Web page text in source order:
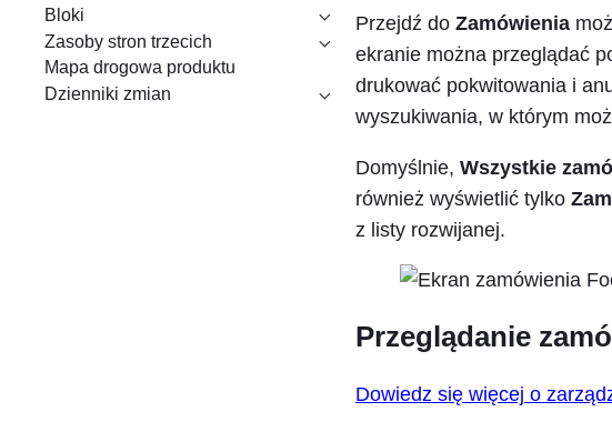
Bloki
Zasoby stron trzecich
Mapa drogowa produktu
Dzienniki zmian
Przejdź do Zamówienia
ekranie można przeglądać
drukować pokwitowania i
wyszukiwania, w którym
Domyślnie, Wszystkie
również wyświetlić tylko
z listy rozwijanej.
Przeglądanie
Dowiedz się więcej o